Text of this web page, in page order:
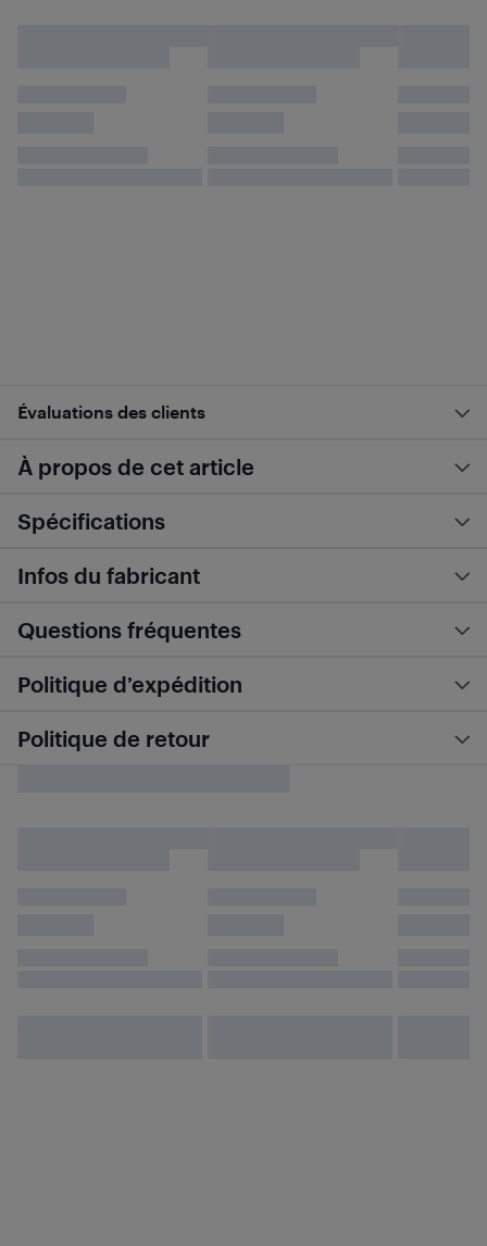
Évaluations des clients
À propos de cet article
Spécifications
Infos du fabricant
Questions fréquentes
Politique d’expédition
Politique de retour